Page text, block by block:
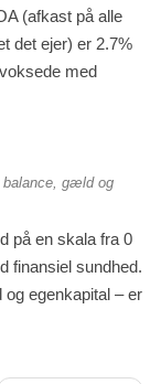
(afkast på alle
det ejer) er 2.7%
med
balance, gæld og
på en skala fra 0
finansiel sundhed.
egenkapital – er